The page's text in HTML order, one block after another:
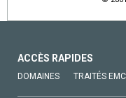
ACCÈS RAPIDES
DOMAINES TRAITÉS EMC